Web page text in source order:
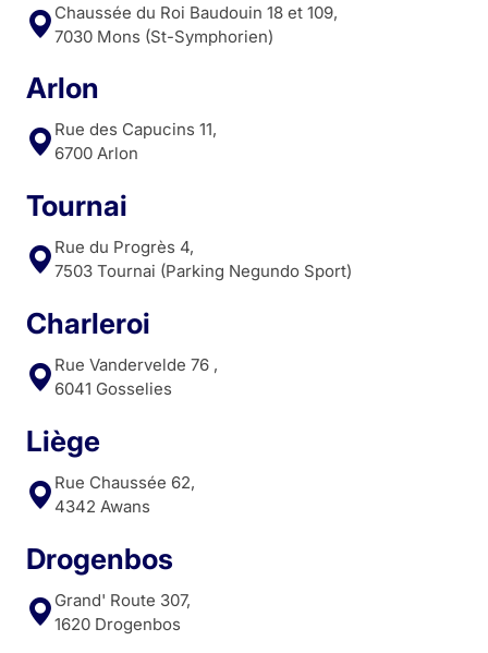
Chaussée du Roi Baudouin 18 et 109,
7030 Mons (St-Symphorien)
Arlon
Rue des Capucins 11,
6700 Arlon
Tournai
Rue du Progrès 4,
7503 Tournai (Parking Negundo Sport)
Charleroi
Rue Vandervelde 76 ,
6041 Gosselies
Liège
Rue Chaussée 62,
4342 Awans
Drogenbos
Grand' Route 307,
1620 Drogenbos